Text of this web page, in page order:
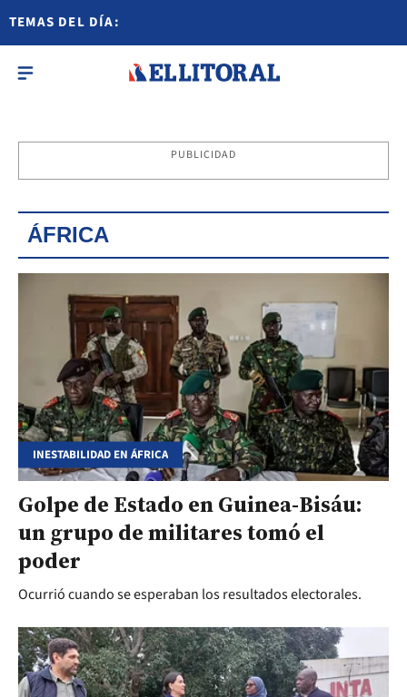
TEMAS DEL DÍA:
PUBLICIDAD
ÁFRICA
INESTABILIDAD EN ÁFRICA
Golpe de Estado en Guinea-Bisáu:
un grupo de militares tomó el
poder
Ocurrió cuando se esperaban los resultados electorales.